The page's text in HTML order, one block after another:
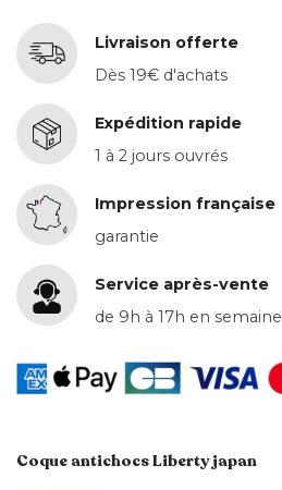
Livraison offerte
Dès 19€ d'achats
Expédition rapide
1 à 2 jours ouvrés
Impression française
garantie
Service après-vente
de 9h à 17h en semaine
Coque antichocs Liberty japan